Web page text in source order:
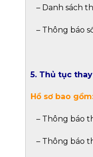
– Danh sách
– Thông báo
5. Thủ tục
Hồ sơ bao
– Thông báo
– Thông báo